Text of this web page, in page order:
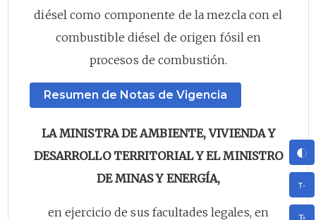
diésel como componente de la mezcla con el
combustible diésel de origen fósil en
procesos de combustión.
Resumen de Notas de Vigencia
LA MINISTRA DE AMBIENTE, VIVIENDA Y
DESARROLLO TERRITORIAL Y EL MINISTRO
DE MINAS Y ENERGÍA,
en ejercicio de sus facultades legales, en